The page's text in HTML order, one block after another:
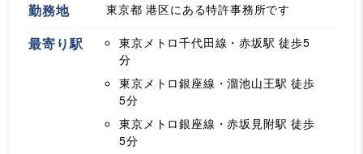
勤務地 東京都 港区にある特許事務所です
最寄り駅 東京メトロ千代田線・赤坂駅 徒歩5
分
東京メトロ銀座線・溜池山王駅 徒歩
5分
東京メトロ銀座線・赤坂見附駅 徒歩
5分